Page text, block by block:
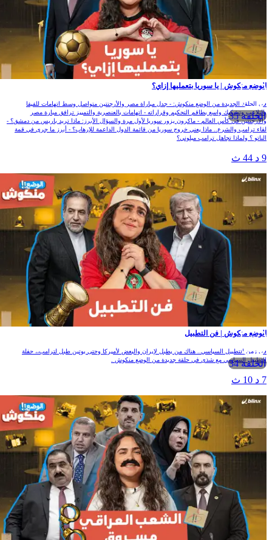
الحلقة 35
الوضع منكوش | يا سوريا بتعمليها إزاي؟
في الحلقة الجديدة من الوضع منكوش: - جدل مباراة مصر والأرجنتين متواصل وسط اتهامات للفيفا
بالتلاعب وتشكيك واسع بطاقم التحكيم وقراراته - اتهامات بالعنصرية والتمييز ترافق مبارة مصر
والأرجنتين في كأس العالم - ماكرون يزور سوريا لأول مرة والسؤال الأبرز: ماذا تريد باريس من دمشق؟ -
لقاء ترامب والشرع.. ماذا يعني خروج سوريا من قائمة الدول الداعمة للإرهاب؟ - أبرز ما جرى في قمة
الناتو ؟ ولماذا تجاهل ترامب ميلوني؟
الحلقة 34
الوضع منكوش | فن التطبيل
في زمن التطبيل السياسي.. هناك من يطبل لإيران والبعض لأميركا وحتى بوتين طبل لترامب،، حفلة
التطبيل السياسي مع شذى في حلقة جديدة من الوضع منكوش .